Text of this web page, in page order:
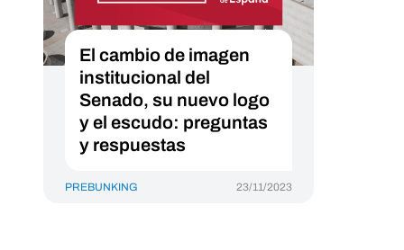
El cambio de imagen
institucional del
Senado, su nuevo logo
y el escudo: preguntas
y respuestas
PREBUNKING 23/11/2023